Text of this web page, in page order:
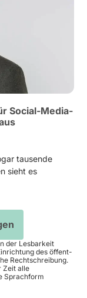
Social-Media-
tausende
sieht es
der Lesbarkeit
des öffent­
Recht­schreibung.
Zeit alle
Sprachform